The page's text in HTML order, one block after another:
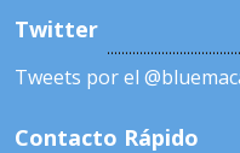
Twitter
Tweets por el
Contacto Rápido